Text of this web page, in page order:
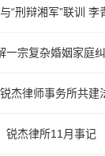
“刑辩湘军”联训 李
一宗复杂婚姻家庭
杰律师事务所共
锐杰律所11月事记